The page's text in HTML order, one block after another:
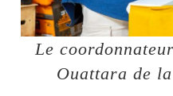
Le
Ouattara de